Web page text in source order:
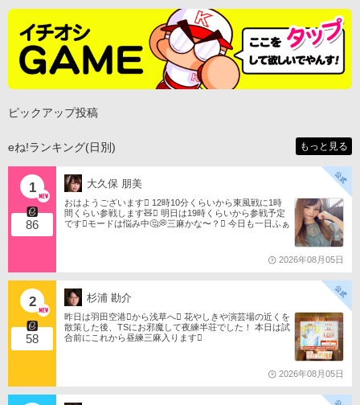
ピックアップ投稿
eね!ランキング(日別) もっと見る
1
86
大久保 朋美
おはようございます󾀀️ 12時10分くらいから東風戦に1時
間くらい参戦します🧸󾬏 明日は19時くらいから参戦予定
です󾭨️モードは悩み中🤔💭三麻かな〜？󾠋️ 今日も一日ふぁ
2026年08月05日
2
58
杉浦 勘介
昨日は羽田空港󾟩️から浅草へ󾟠 花やしきや演芸場の近くを
散策した後、TSにお邪魔して夜練半荘でした！ 本日は試
合前にこれから昼練三麻入ります󾠋️
2026年08月05日